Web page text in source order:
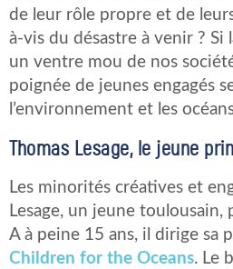
de leur rôle propre et de
à-vis du désastre à venir ?
un ventre mou de nos
poignée de jeunes engagés
l’environnement et les
Thomas Lesage, le jeune
Les minorités créatives et
Lesage, un jeune toulousain,
A à peine 15 ans, il dirige sa
Children for the Oceans. Le